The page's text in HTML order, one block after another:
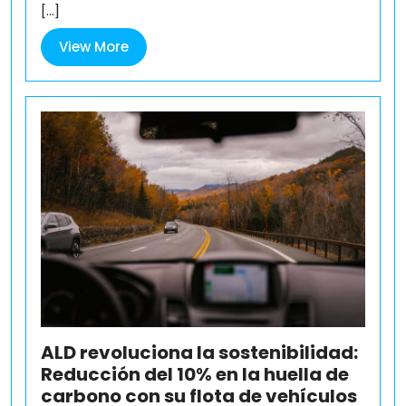
[...]
View MoreView
More
ALD revoluciona la sostenibilidad:
Reducción del 10% en la huella de
carbono con su flota de vehículos